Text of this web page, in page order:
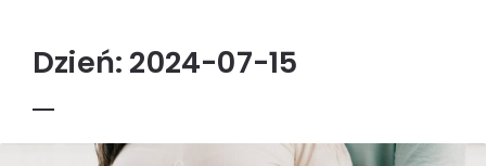
Dzień: 2024-07-15